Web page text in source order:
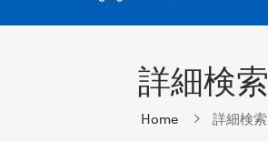
詳細検索
Home 詳細検索